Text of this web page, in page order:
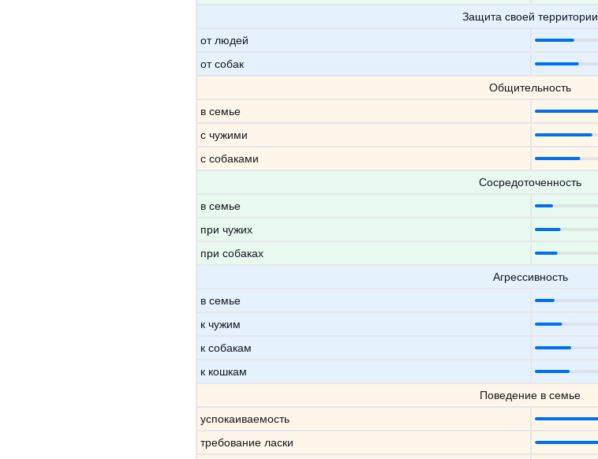
Защита своей территории
от людей
от собак
Общительность
в семье
с чужими
с собаками
Сосредоточенность
в семье
при чужих
при собаках
Агрессивность
в семье
к чужим
к собакам
к кошкам
Поведение в семье
успокаиваемость
требование ласки